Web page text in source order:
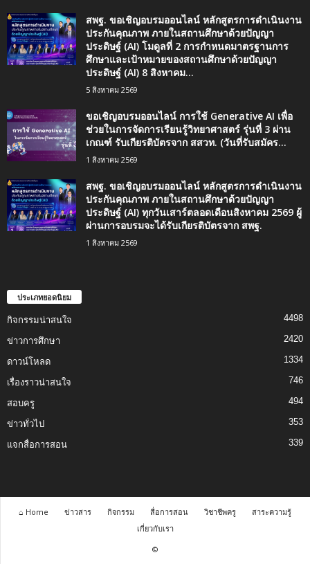
สพฐ. ขอเชิญอบรมออนไลน์ หลักสูตรการดำเนินงาน
ประกันคุณภาพ ภายในสถานศึกษาด้วยปัญญา
ประดิษฐ์ (AI) โมดูลที่ 2 การกำหนดมาตรฐานการ
ศึกษาและเป้าหมายของสถานศึกษาด้วยปัญญา
ประดิษฐ์ (AI) 8 สิงหาคม...
5 สิงหาคม 2569
ขอเชิญอบรมออนไลน์ การใช้ Generative AI เพื่อ
ช่วยในการจัดการเรียนรู้วิทยาศาสตร์ รุ่นที่ 3 ผ่าน
เกณฑ์ รับเกียรติบัตรจาก สสวท. (วันที่รับสมัคร...
1 สิงหาคม 2569
สพฐ. ขอเชิญอบรมออนไลน์ หลักสูตรการดำเนินงาน
ประกันคุณภาพ ภายในสถานศึกษาด้วยปัญญา
ประดิษฐ์ (AI) ทุกวันเสาร์ตลอดเดือนสิงหาคม 2569 ผู้
ผ่านการอบรมจะได้รับเกียรติบัตรจาก สพฐ.
1 สิงหาคม 2569
ประเภทยอดนิยม
กิจกรรมน่าสนใจ 4498
ข่าวการศึกษา 2420
ดาวน์โหลด 1334
เรื่องราวน่าสนใจ 746
สอบครู 494
ข่าวทั่วไป 353
แจกสื่อการสอน 339
⌂ Home ข่าวสาร กิจกรรม สื่อการสอน วิชาชีพครู
สาระความรู้
เกี่ยวกับเรา
©